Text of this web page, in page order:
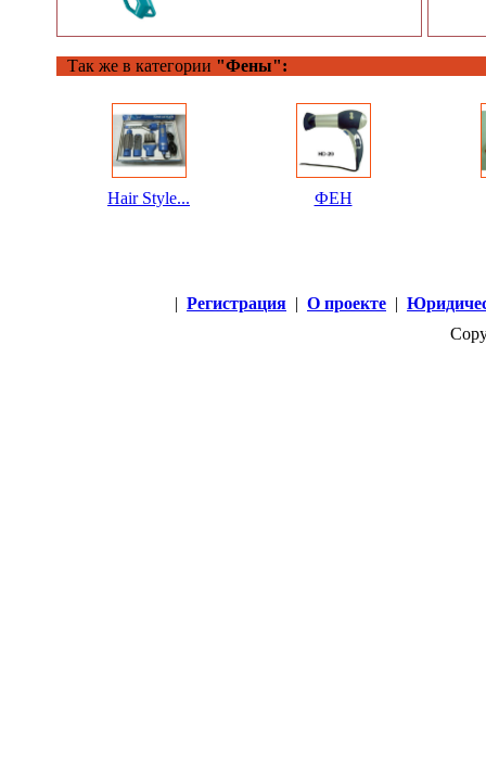
Так же в категории "Фены":
Hair Style... ФЕН
| Регистрация | О проекте |